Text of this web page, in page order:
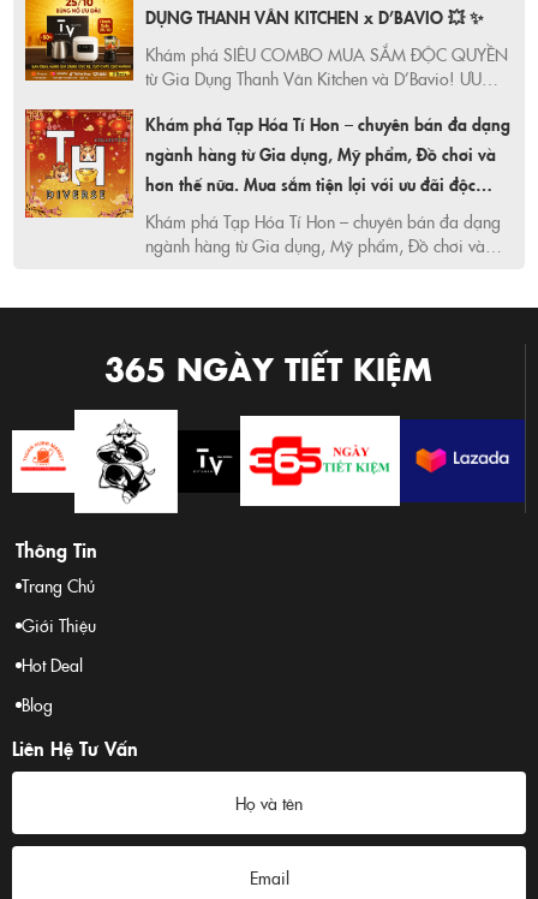
mọi không gian.
DỤNG THANH VÂN KITCHEN x D’BAVIO 💥 ✨
Khám phá SIÊU COMBO MUA SẮM ĐỘC QUYỀN
từ Gia Dụng Thanh Vân Kitchen và D’Bavio! ƯU
25/10/2025. Mua ngay trên Shopee, Lazada,
TikTok Shop!
Khám phá Tạp Hóa Tí Hon – chuyên bán đa dạng
ngành hàng từ Gia dụng, Mỹ phẩm, Đồ chơi và
hơn thế nữa. Mua sắm tiện lợi với ưu đãi độc
quyền trên Shopee, Lazada, và TikTok Shop. Giải
pháp tối ưu thời gian, tối ưu chi phí cho mọi gia
Khám phá Tạp Hóa Tí Hon – chuyên bán đa dạng
ngành hàng từ Gia dụng, Mỹ phẩm, Đồ chơi và
365 NGÀY TIẾT KIỆM
Thông Tin
Trang Chủ
Giới Thiệu
Hot Deal
Blog
Liên Hệ Tư Vấn